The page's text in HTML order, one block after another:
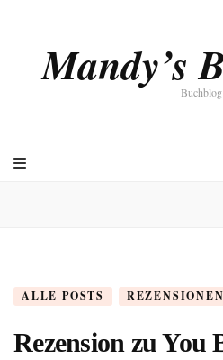
Mandy’sBuchblog
ALLE POSTS REZENSIONEN
Rezension zu You